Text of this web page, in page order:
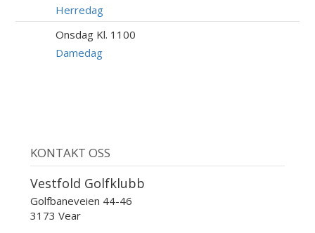
Herredag
Onsdag Kl. 1100
Damedag
KONTAKT OSS
Vestfold Golfklubb
Golfbaneveien 44-46
3173 Vear